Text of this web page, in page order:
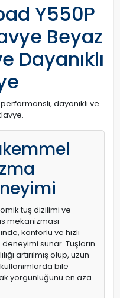
Y550P
Beyaz
Dayanıklı
dayanıklı ve
tuş dizilimi ve
mekanizması
konforlu ve hızlı
deneyimi sunar. Tuşların
artırılmış olup, uzun
bile
yorgunluğunu en aza